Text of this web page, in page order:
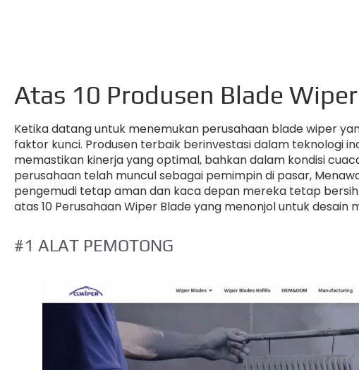
Atas 10 Produsen Blade
Ketika datang untuk menemukan perusahaan blade wiper
faktor kunci. Produsen terbaik berinvestasi dalam teknologi
memastikan kinerja yang optimal, bahkan dalam kondisi
perusahaan telah muncul sebagai pemimpin di pasar,
pengemudi tetap aman dan kaca depan mereka tetap
atas 10 Perusahaan Wiper Blade yang menonjol untuk
#1 ALAT PEMOTONG